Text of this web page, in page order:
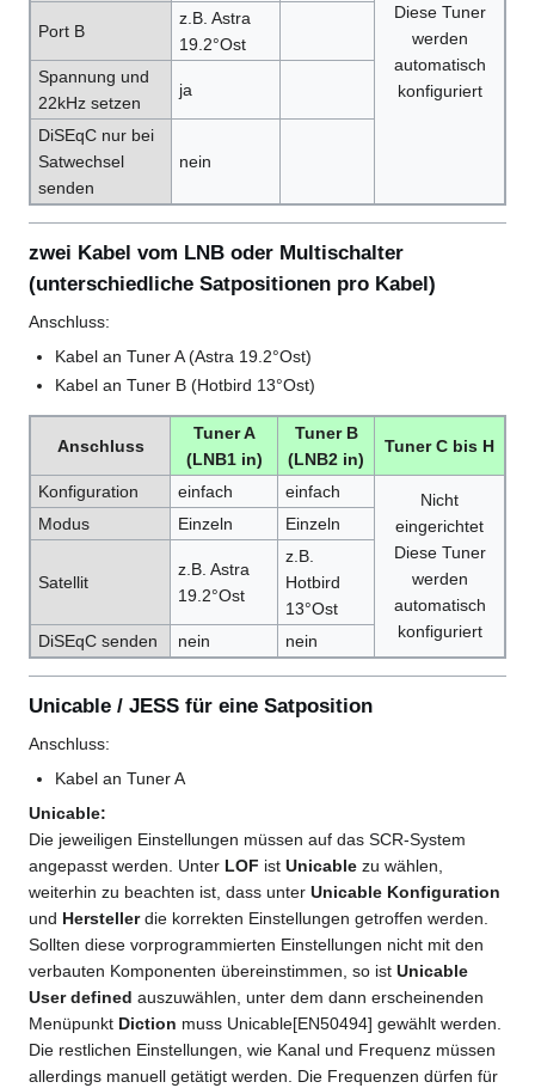
Diese Tuner
werden
automatisch
konfiguriert
Port B
z.B. Astra
19.2°Ost
Spannung und
22kHz setzen
ja
DiSEqC nur bei
Satwechsel
senden
nein
zwei Kabel vom LNB oder Multischalter
(unterschiedliche Satpositionen pro Kabel)
Anschluss:
Kabel an Tuner A (Astra 19.2°Ost)
Kabel an Tuner B (Hotbird 13°Ost)
Anschluss
Tuner A
(LNB1 in)
Tuner B
(LNB2 in)
Tuner C bis H
Konfiguration einfach einfach
Nicht
eingerichtet
Diese Tuner
werden
automatisch
konfiguriert
Modus Einzeln Einzeln
Satellit
z.B. Astra
19.2°Ost
z.B.
Hotbird
13°Ost
DiSEqC senden
nein nein
Unicable / JESS für eine Satposition
Anschluss:
Kabel an Tuner A
Unicable:
Die jeweiligen Einstellungen müssen auf das SCR-System
angepasst werden. Unter LOF ist Unicable zu wählen,
weiterhin zu beachten ist, dass unter Unicable Konfiguration
und Herstellerdie korrekten Einstellungen getroffen werden.
Sollten diese vorprogrammierten Einstellungen nicht mit den
verbauten Komponenten übereinstimmen, so ist Unicable
User defined auszuwählen, unter dem dann erscheinenden
Menüpunkt Diction muss Unicable[EN50494] gewählt werden.
Die restlichen Einstellungen, wie Kanal und Frequenz müssen
allerdings manuell getätigt werden. Die Frequenzen dürfen für